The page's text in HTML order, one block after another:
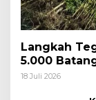
Langkah
5.000
Koops TNI
18 Juli 2026